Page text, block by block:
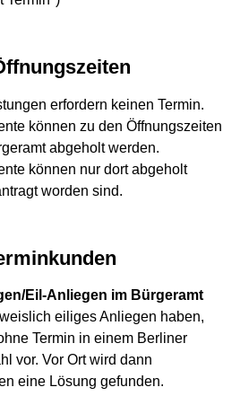
erfordern keinen Termin.
können zu den Öffnungszeiten
abgeholt werden.
können nur dort abgeholt
worden sind.
Eil-Anliegen im Bürgeramt
eiliges Anliegen haben,
Termin in einem Berliner
vor. Vor Ort wird dann
eine Lösung gefunden.